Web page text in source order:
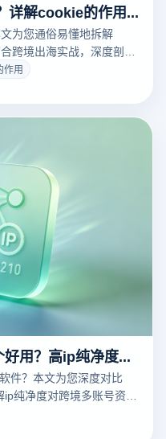
浏览器cookie是什么意思？详解cookie的作用与多店防关联隔离深度闭环
为您通俗易懂地拆解
跨境出海实战，深度剖析
用云登指纹浏览器实现
铺关联封号风险！
作用
行业评测：独享ip软件哪个好用？高ip纯净度跨境网络与指纹浏览器协同方案
件？本文为您深度对比
纯净度对跨境多账号资产
详解如何从网络层与硬件
全屏障，规避平台AI风控